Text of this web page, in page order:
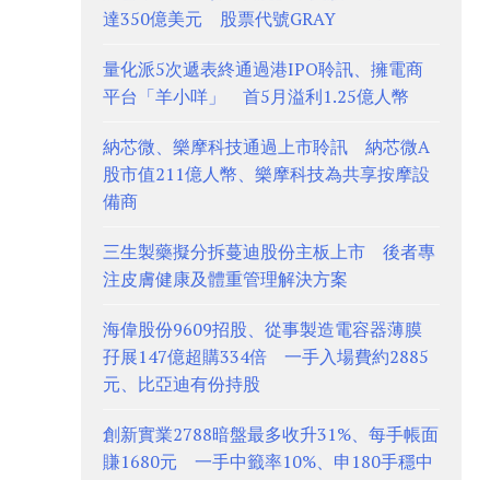
達350億美元 股票代號GRAY
量化派5次遞表終通過港IPO聆訊、擁電商
平台「羊小咩」 首5月溢利1.25億人幣
納芯微、樂摩科技通過上市聆訊 納芯微A
股市值211億人幣、樂摩科技為共享按摩設
備商
三生製藥擬分拆蔓迪股份主板上市 後者專
注皮膚健康及體重管理解決方案
海偉股份9609招股、從事製造電容器薄膜
孖展147億超購334倍 一手入場費約2885
元、比亞迪有份持股
創新實業2788暗盤最多收升31%、每手帳面
賺1680元 一手中籤率10%、申180手穩中